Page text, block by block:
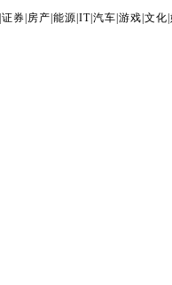
证券 房产 能源 IT| 汽车 游戏 文化